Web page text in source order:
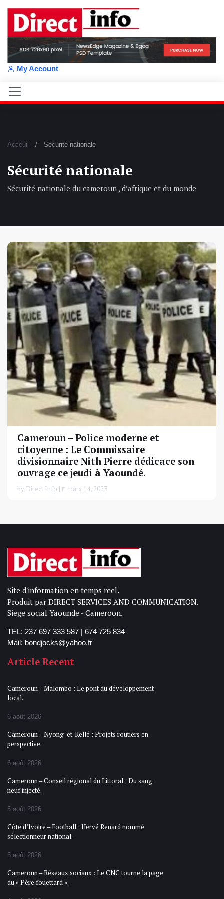
My Account
Acceuil Sécurité nationale
Sécurité nationale
Sécurité nationale du cameroun , d’afrique et du monde
Cameroun – Police moderne et
citoyenne : Le Commissaire
divisionnaire Nith Pierre dédicace son
ouvrage ce jeudi à Yaoundé.
by Direct Info | mars 14, 2023
Site d'information en temps reel.
Produit par DIRECT SERVICES AND COMMUNICATION.
Siege social Yaounde - Cameroon.
TEL: 237 697 333 587 | 674 725 834
Mail: bondjocks@yahoo.fr
Article Recent
Cameroun – Malombo : Le pont du développement
local.
6 août 2026
Cameroun – Nyong-et-Kellé : Projets routiers en
perspective.
6 août 2026
Cameroun – Conseil régional du Littoral : Du sang
neuf injecté.
5 août 2026
Côte d’Ivoire – Football : Hervé Renard nommé
sélectionneur national.
5 août 2026
Cameroun – Réseaux sociaux : Le CNC tourne la page
du « Père fouettard ».